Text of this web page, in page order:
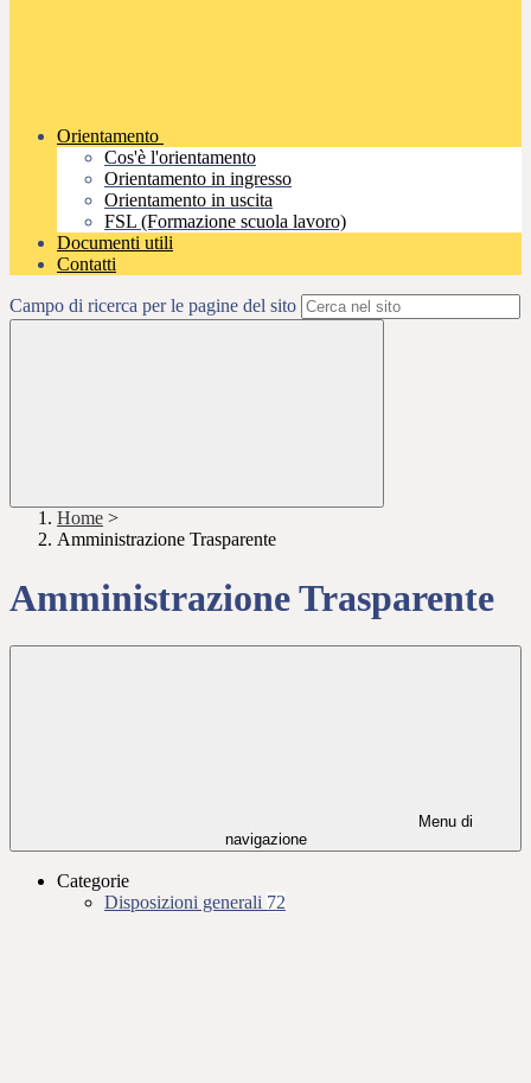
Orientamento
Cos'è l'orientamento
Orientamento in ingresso
Orientamento in uscita
FSL (Formazione scuola lavoro)
Documenti utili
Contatti
Campo di ricerca per le pagine del sito
Home >
Amministrazione Trasparente
Amministrazione Trasparente
Menu di
navigazione
Categorie
Disposizioni generali 72